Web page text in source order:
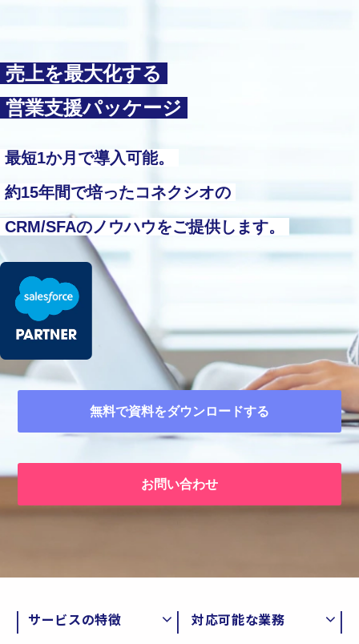
売上を最大化する
営業支援パッケージ
最短1か月で導入可能。
約15年間で培ったコネクシオの
CRM/SFAのノウハウをご提供します。
無料で資料をダウンロードする
お問い合わせ
サービスの特徴
対応可能な業務